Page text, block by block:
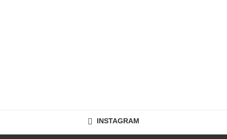
INSTAGRAM